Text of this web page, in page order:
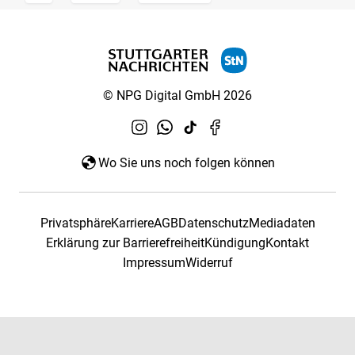
© NPG Digital GmbH 2026
Wo Sie uns noch folgen können
PrivatsphäreKarriereAGBDatenschutzMediadaten
Erklärung zur BarrierefreiheitKündigungKontakt
ImpressumWiderruf